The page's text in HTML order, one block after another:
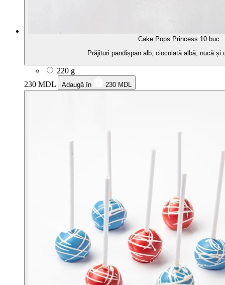
Cake Pops Princess 10 buc
Prăjituri pandișpan alb, ciocolată albă, nucă și
220 g
230 MDL
Adaugă în 230 MDL